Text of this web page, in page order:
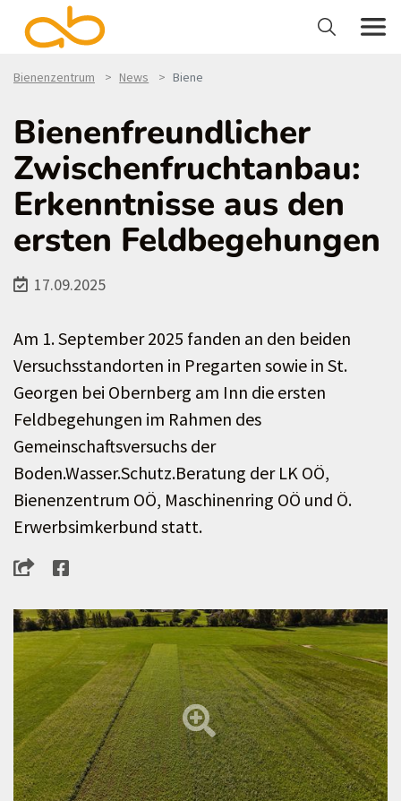
Bienenzentrum News Biene
Bienenfreundlicher
Zwischenfruchtanbau:
Erkenntnisse aus den
ersten Feldbegehungen
17.09.2025
Am 1. September 2025 fanden an den beiden
Versuchsstandorten in Pregarten sowie in St.
Georgen bei Obernberg am Inn die ersten
Feldbegehungen im Rahmen des
Gemeinschaftsversuchs der
Boden.Wasser.Schutz.Beratung der LK OÖ,
Bienenzentrum OÖ, Maschinenring OÖ und Ö.
Erwerbsimkerbund statt.